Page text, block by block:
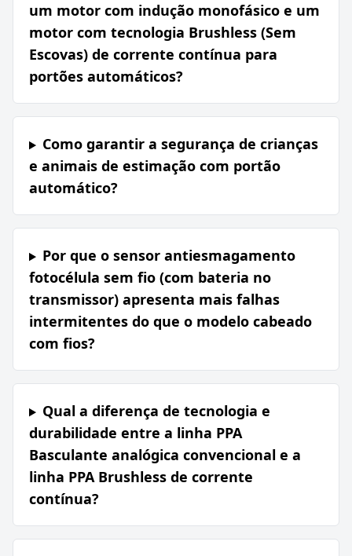
um motor com indução monofásico e um
motor com tecnologia Brushless (Sem
Escovas) de corrente contínua para
portões automáticos?
Como garantir a segurança de crianças
e animais de estimação com portão
automático?
Por que o sensor antiesmagamento
fotocélula sem fio (com bateria no
transmissor) apresenta mais falhas
intermitentes do que o modelo cabeado
com fios?
Qual a diferença de tecnologia e
durabilidade entre a linha PPA
Basculante analógica convencional e a
linha PPA Brushless de corrente
contínua?